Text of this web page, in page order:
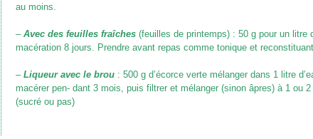
au moins.
– Avec des feuilles fraîches (feuilles de printemps) : 50 g pour un litre
macération 8 jours. Prendre avant repas comme tonique et reconstituant
– Liqueur avec le brou : 500 g d’écorce verte mélanger dans 1 litre
macérer pen- dant 3 mois, puis filtrer et mélanger (sinon âpres) à 1 ou
(sucré ou pas)